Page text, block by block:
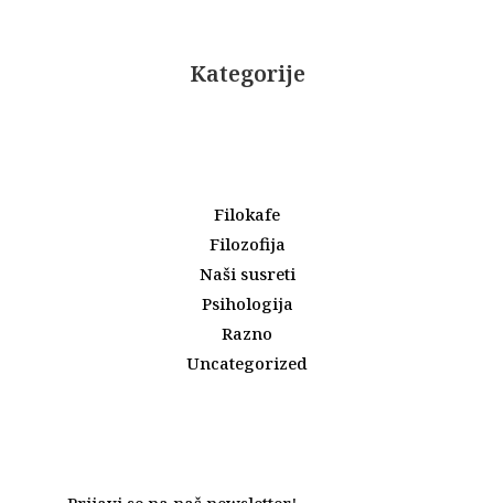
Kategorije
Filokafe
Filozofija
Naši susreti
Psihologija
Razno
Uncategorized